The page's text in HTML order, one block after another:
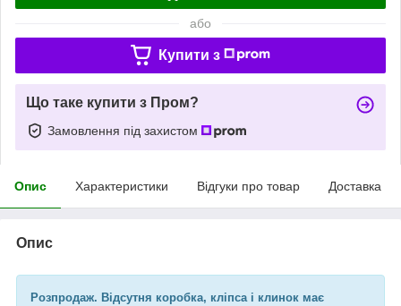
або
Купити з
Що таке купити з Пром?
Замовлення під захистом
Опис Характеристики Відгуки про товар Доставка
Опис
Розпродаж. Відсутня коробка, кліпса і клинок має